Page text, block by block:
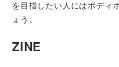
を目指したい人にはボディ
ょう。
ZINE